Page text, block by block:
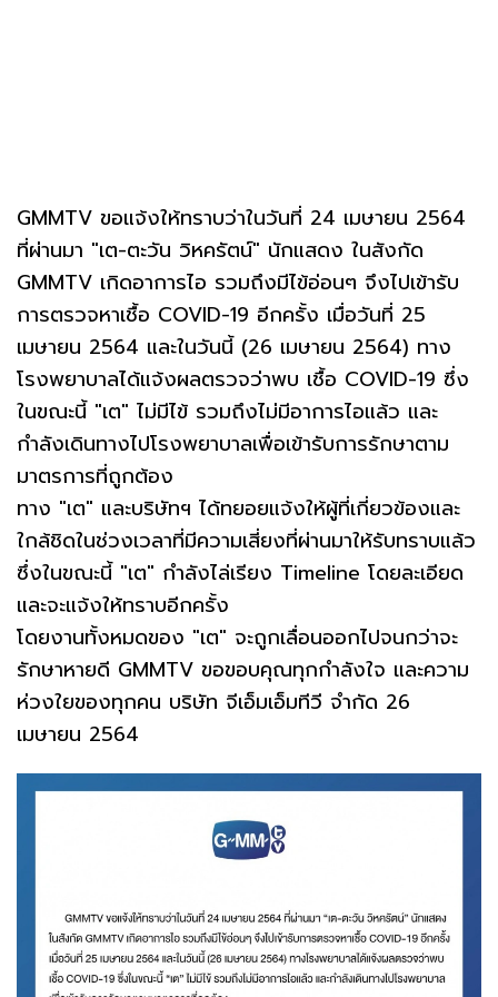
GMMTV ขอแจ้งให้ทราบว่าในวันที่ 24 เมษายน 2564
ที่ผ่านมา "เต-ตะวัน วิหครัตน์" นักแสดง ในสังกัด
GMMTV เกิดอาการไอ รวมถึงมีไข้อ่อนๆ จึงไปเข้ารับ
การตรวจหาเชื้อ COVID-19 อีกครั้ง เมื่อวันที่ 25
เมษายน 2564 และในวันนี้ (26 เมษายน 2564) ทาง
โรงพยาบาลได้แจ้งผลตรวจว่าพบ เชื้อ COVID-19 ซึ่ง
ในขณะนี้ "เต" ไม่มีไข้ รวมถึงไม่มีอาการไอแล้ว และ
กำลังเดินทางไปโรงพยาบาลเพื่อเข้ารับการรักษาตาม
มาตรการที่ถูกต้อง
ทาง "เต" และบริษัทฯ ได้ทยอยแจ้งให้ผู้ที่เกี่ยวข้องและ
ใกล้ชิดในช่วงเวลาที่มีความเสี่ยงที่ผ่านมาให้รับทราบแล้ว
ซึ่งในขณะนี้ "เต" กำลังไล่เรียง Timeline โดยละเอียด
และจะแจ้งให้ทราบอีกครั้ง
โดยงานทั้งหมดของ "เต" จะถูกเลื่อนออกไปจนกว่าจะ
รักษาหายดี GMMTV ขอขอบคุณทุกกำลังใจ และความ
ห่วงใยของทุกคน บริษัท จีเอ็มเอ็มทีวี จำกัด 26
เมษายน 2564